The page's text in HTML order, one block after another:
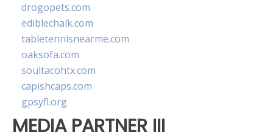
drogopets.com
ediblechalk.com
tabletennisnearme.com
oaksofa.com
soultacohtx.com
capishcaps.com
gpsyfl.org
MEDIA PARTNER III